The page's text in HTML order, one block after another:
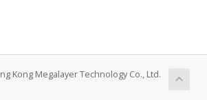
Kong Megalayer Technology Co., Ltd.